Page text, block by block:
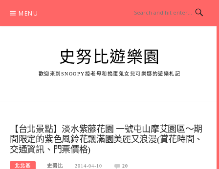
content
MENU
史努比遊樂園
歡迎來到SNOOPY控老母和搗蛋鬼女兒可樂娜的遊樂札記
【台北景點】淡水紫藤花園 一號屯山摩艾園區～期
間限定的紫色風鈴花飄滿園美麗又浪漫(賞花時間、
交通資訊、門票價格)
北北基 史努比 2014-04-10 20